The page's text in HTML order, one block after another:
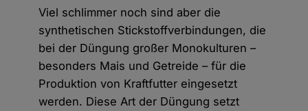
Viel schlimmer noch sind aber die
synthetischen Stickstoffverbindungen, die
bei der Düngung großer Monokulturen –
besonders Mais und Getreide – für die
Produktion von Kraftfutter eingesetzt
werden. Diese Art der Düngung setzt